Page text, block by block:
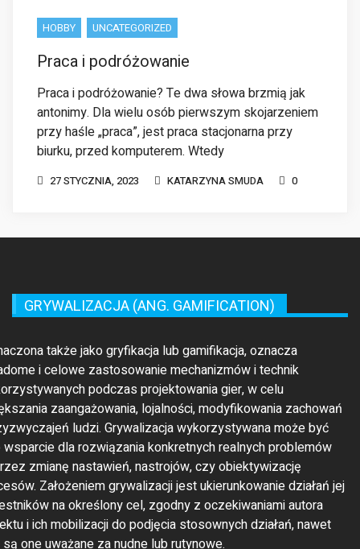
antonimy. Dla wielu osób pierwszym skojarzeniem
biurku, przed komputerem. Wtedy
27 STYCZNIA, 2023 KATARZYNA SMUDA 0
podczas projektowania gier, w celu
ludzi. Grywalizacja wykorzystywana może być
wsparcie dla rozwiązania konkretnych realnych problemów
zmianę nastawień, nastrojów, czy obiektywizację
Założeniem grywalizacji jest ukierunkowanie działań jej
na określony cel, zgodny z oczekiwaniami autora
i ich mobilizacji do podjęcia stosownych działań, nawet
one uważane za nudne lub rutynowe.
GRYWALIZACJA BIZNESOWA (ANG.
ENTERPRISE GAMIFICATION)